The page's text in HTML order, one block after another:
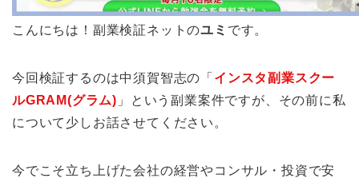
こんにちは！副業検証ネットのユミ です。
今回検証するのは中須賀智志の「 インスタ副業スクー
ルGRAM(グラム) 」という副業案件ですが、その前に私
について少しお話させてください。
今でこそ立ち上げた会社の経営やコンサル・投資で安